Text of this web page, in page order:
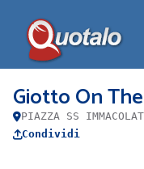
Giotto On
PIAZZA SS
Condividi